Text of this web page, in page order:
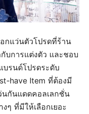
กแว่นตัวโปรดที่ร้าน
บการแต่งตัว และชอบ
รนด์โปรดระดับ
have Item ที่ต้องมี
นกันแดดคอลเลกชั่น
ๆ ที่มีให้เลือกเยอะ